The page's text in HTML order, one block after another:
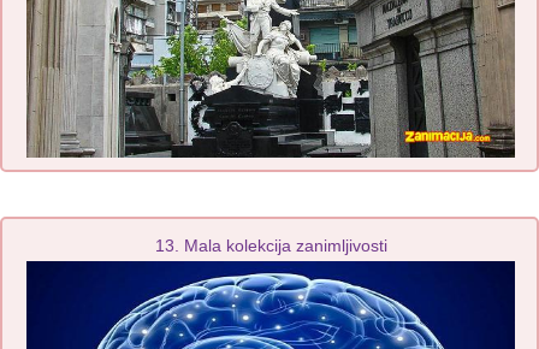
13. Mala kolekcija zanimljivosti